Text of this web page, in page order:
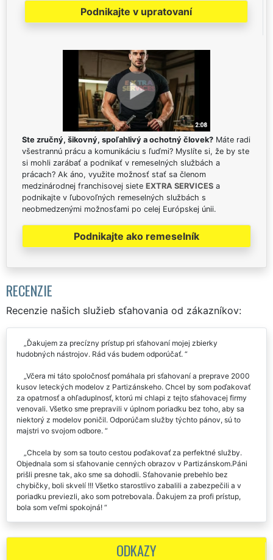
Podnikajte v upratovaní
Ste zručný, šikovný, spoľahlivý a ochotný človek? Máte radi
všestrannú prácu a komunikáciu s ľuďmi? Myslíte si, že by ste
si mohli zarábať a podnikať v remeselných službách a
prácach? Ak áno, využite možnosť stať sa členom
medzinárodnej franchisovej siete EXTRA SERVICES a
podnikajte v ľubovoľných remeselných službách s
neobmedzenými možnosťami po celej Európskej únii.
Podnikajte ako remeselník
RECENZIE
Recenzie našich služieb sťahovania od zákazníkov:
Ďakujem za precízny prístup pri sťahovaní mojej zbierky
hudobných nástrojov. Rád vás budem odporúčať.
Včera mi táto spoločnosť pomáhala pri sťahovaní a preprave 2000
kusov leteckých modelov z Partizánskeho. Chcel by som poďakovať
za opatrnosť a ohľaduplnosť, ktorú mi chlapi z tejto sťahovacej firmy
venovali. Všetko sme prepravili v úplnom poriadku bez toho, aby sa
niektorý z modelov poničil. Odporúčam služby týchto pánov, sú to
majstri vo svojom odbore.
Chcela by som sa touto cestou poďakovať za perfektné služby.
Objednala som si sťahovanie cenných obrazov v Partizánskom.Páni
prišli presne tak, ako sme sa dohodli. Sťahovanie prebehlo bez
chybičky, boli skvelí !!! Všetko starostlivo zabalili a zabezpečili a v
poriadku previezli, ako som potrebovala. Ďakujem za profi prístup,
bola som veľmi spokojná!
Nemecka do Partizánskeho. Títo pracovníci nám skutočne veľmi
pomohli. Postarali sa o celý proces zaistenia a prepravy tohto cenného
ODKAZY